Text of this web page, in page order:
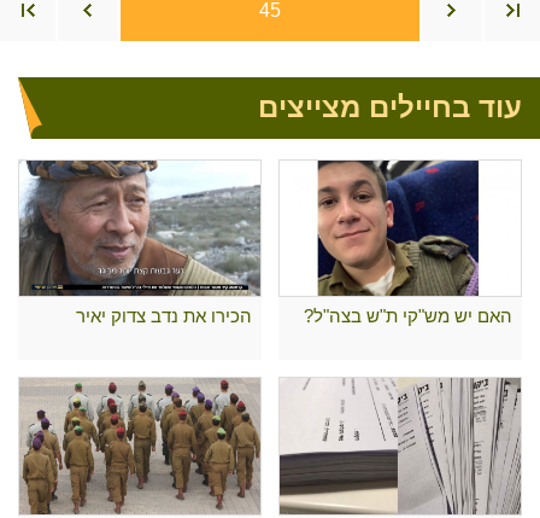
45
עוד בחיילים מצייצים
האם יש מש"קי ת"ש בצה"ל? הכירו את נדב צדוק יאיר